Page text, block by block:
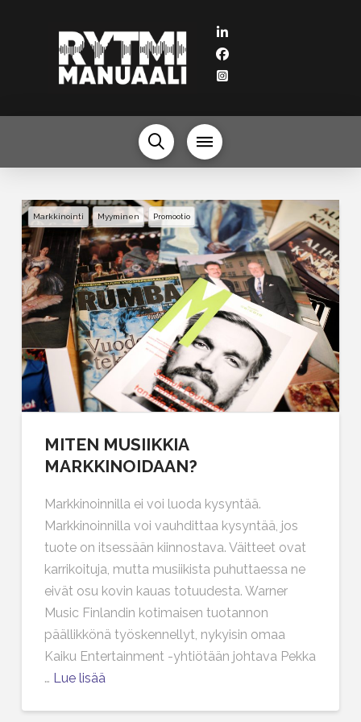
MITEN MUSIIKKIA
MARKKINOIDAAN?
Markkinoinnilla ei voi luoda kysyntää.
Markkinoinnilla voi vauhdittaa kysyntää, jos
tuote on itsessään kiinnostava. Väitteet ovat
karrikoituja, mutta musiikista puhuttaessa ne
eivät osu kovin kauas totuudesta. Warner
Music Finlandin kotimaisen tuotannon
päällikkönä työskennellyt, nykyisin omaa
Kaiku Entertainment -yhtiötään johtava Pekka
… Lue lisää
Markkinointi Myyminen Promootio